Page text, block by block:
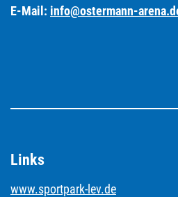
E-Mail: info@ostermann-
Links
www.sportpark-lev.de